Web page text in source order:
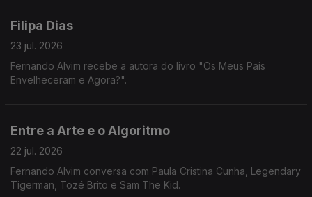
Filipa Dias
23 jul. 2026
Fernando Alvim recebe a autora do livro "Os Meus Pais
Envelheceram e Agora?".
Entre a Arte e o Algoritmo
22 jul. 2026
Fernando Alvim conversa com Paula Cristina Cunha, Legendary
Tigerman, Tozé Brito e Sam The Kid.